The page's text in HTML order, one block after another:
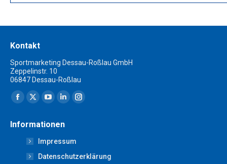
Kontakt
Sportmarketing Dessau-Roßlau GmbH
Zeppelinstr. 10
06847 Dessau-Roßlau
Finden Sie uns auf:
Facebook
opens
new
X
opens
in
new
YouTube
opens
in
new
Linkedin
opens
in
new
Instagram
new
Informationen
Impressum
Datenschutzerklärung